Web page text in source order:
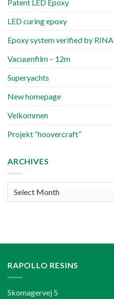
Patent LED Epoxy
LED curing epoxy
Epoxy system verified by RINA
Vacuumfilm – 12m
Superyachts
New homepage
Velkommen
Projekt “hoovercraft”
ARCHIVES
RAPOLLO RESINS
Skomagervej 5